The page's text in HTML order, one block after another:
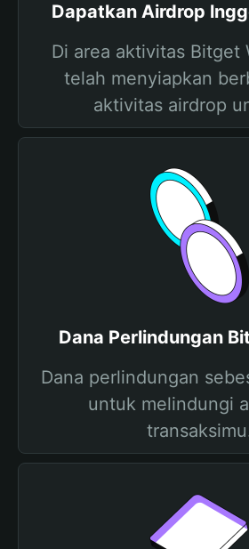
Dapatkan Airdrop
Di area aktivitas Bitget
telah menyiapkan
aktivitas airdrop
Dana Perlindungan
Dana perlindungan
untuk melindungi